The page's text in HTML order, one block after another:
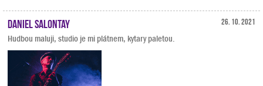
26. 10. 2021
Daniel Salontay
Hudbou maluji, studio je mi plátnem, kytary paletou.